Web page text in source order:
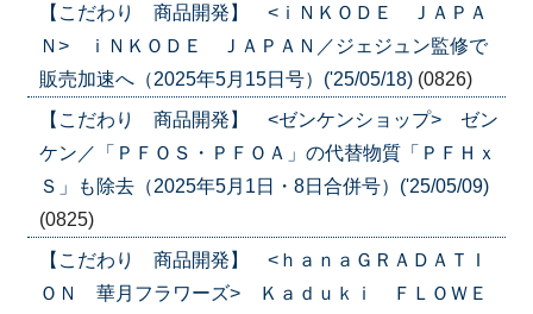
【こだわり 商品開発】 <ｉＮＫＯＤＥ ＪＡＰＡ
Ｎ> ｉＮＫＯＤＥ ＪＡＰＡＮ／ジェジュン監修で
販売加速へ（2025年5月15日号）('25/05/18) (0826)
【こだわり 商品開発】 <ゼンケンショップ> ゼン
ケン／「ＰＦＯＳ・ＰＦＯＡ」の代替物質「ＰＦＨｘ
Ｓ」も除去（2025年5月1日・8日合併号）('25/05/09)
(0825)
【こだわり 商品開発】 <ｈａｎａＧＲＡＤＡＴＩ
ＯＮ 華月フラワーズ> Ｋａｄｕｋｉ ＦＬＯＷＥ